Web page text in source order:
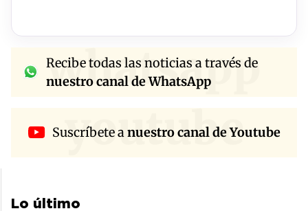
whatsapp
Recibe todas las noticias a través de
nuestro canal de WhatsApp
youtube
Suscríbete anuestro canal de Youtube
Lo último